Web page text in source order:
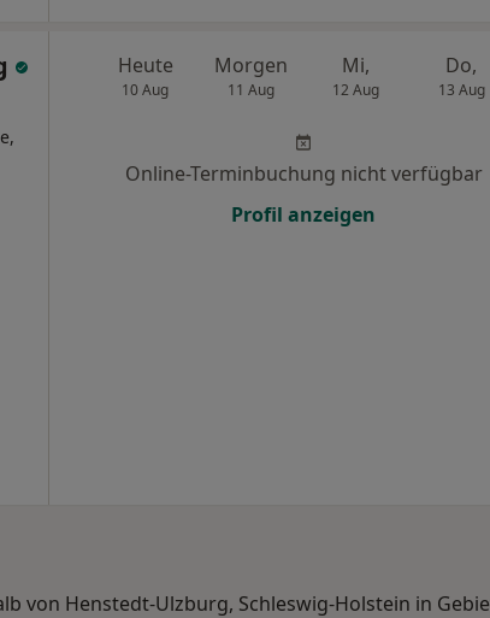
Heute
10 Aug
Morgen
11 Aug
Mi,
12 Aug
Do,
13 Aug
Online-Terminbuchung nicht verfügbar
Profil anzeigen
von Henstedt-Ulzburg, Schleswig-Holstein in